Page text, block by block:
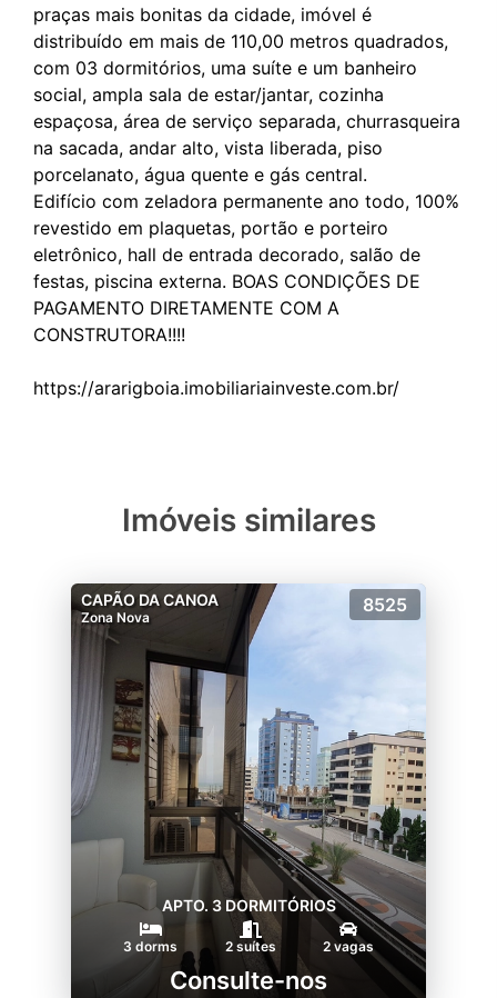
praças mais bonitas da cidade, imóvel é
distribuído em mais de 110,00 metros quadrados,
com 03 dormitórios, uma suíte e um banheiro
social, ampla sala de estar/jantar, cozinha
espaçosa, área de serviço separada, churrasqueira
na sacada, andar alto, vista liberada, piso
porcelanato, água quente e gás central.
Edifício com zeladora permanente ano todo, 100%
revestido em plaquetas, portão e porteiro
eletrônico, hall de entrada decorado, salão de
festas, piscina externa. BOAS CONDIÇÕES DE
PAGAMENTO DIRETAMENTE COM A
CONSTRUTORA!!!!
Imóveis similares
CAPÃO DA CANOA
Zona Nova
8525
APTO. 3 DORMITÓRIOS
3 dorms 2 suítes 2 vagas
Consulte-nos